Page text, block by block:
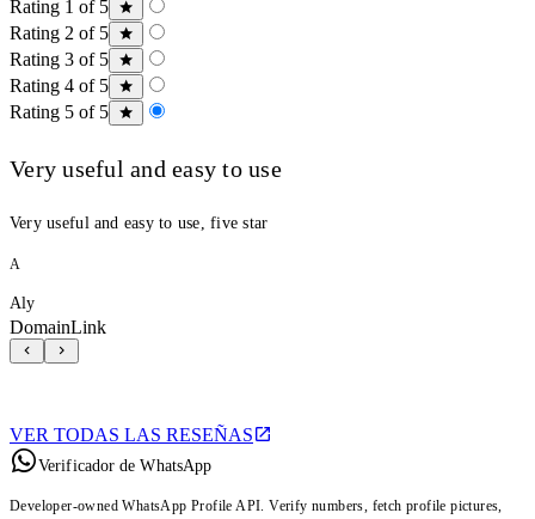
Rating 1 of 5
Rating 2 of 5
Rating 3 of 5
Rating 4 of 5
Rating 5 of 5
Very useful and easy to use
Very useful and easy to use, five star
A
Aly
DomainLink
VER TODAS LAS RESEÑAS
Verificador de WhatsApp
Developer-owned WhatsApp Profile API. Verify numbers, fetch profile pictures,